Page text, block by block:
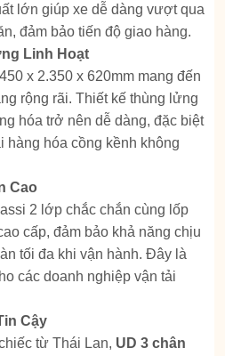
lớn giúp xe dễ dàng vượt qua
đảm bảo tiến độ giao hàng.
Linh Hoạt
x 2.350 x 620mm mang đến
rộng rãi. Thiết kế thùng lửng
hóa trở nên dễ dàng, đặc biệt
hàng hóa cồng kềnh không
Cao
2 lớp chắc chắn cùng lốp
cấp, đảm bảo khả năng chịu
tối đa khi vận hành. Đây là
các doanh nghiệp vận tải
Cậy
từ Thái Lan, UD 3 chân